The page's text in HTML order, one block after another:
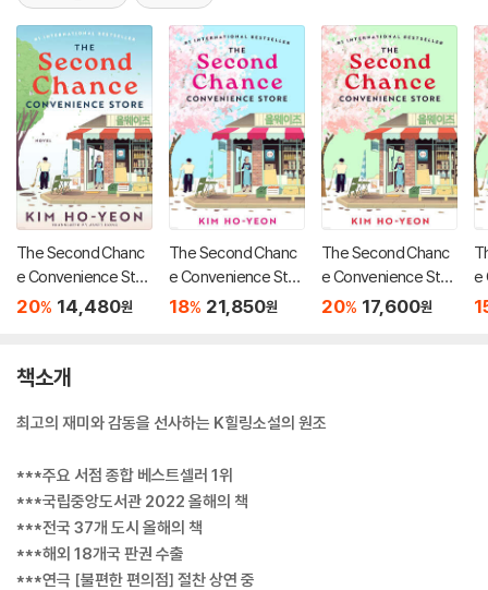
The Second Chanc
e Convenience Stor
e
20% 14,480원
The Second Chanc
e Convenience Stor
e
18% 21,850원
The Second Chanc
e Convenience Stor
e
20% 17,600원
e
e
책소개
최고의 재미와 감동을 선사하는 K힐링소설의 원조
***주요 서점 종합 베스트셀러 1위
***국립중앙도서관 2022 올해의 책
***전국 37개 도시 올해의 책
***해외 18개국 판권 수출
***연극 [불편한 편의점] 절찬 상연 중